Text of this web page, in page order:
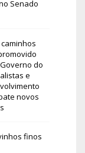
Senado
do
e
novos
finos